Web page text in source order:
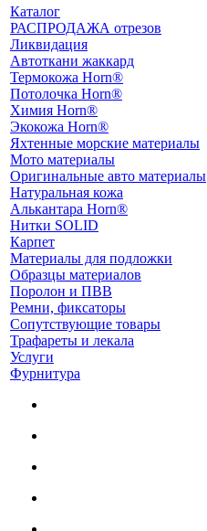
Каталог
РАСПРОДАЖА отрезов
Ликвидация
Автоткани жаккард
Термокожа Horn®
Потолочка Horn®
Химия Horn®
Экокожа Horn®
Яхтенные морские материалы
Мото материалы
Оригинальные авто материалы
Натуральная кожа
Алькантара Horn®
Нитки SOLID
Карпет
Материалы для подложки
Образцы материалов
Поролон и ПВВ
Ремни, фиксаторы
Сопутствующие товары
Трафареты и лекала
Услуги
Фурнитура